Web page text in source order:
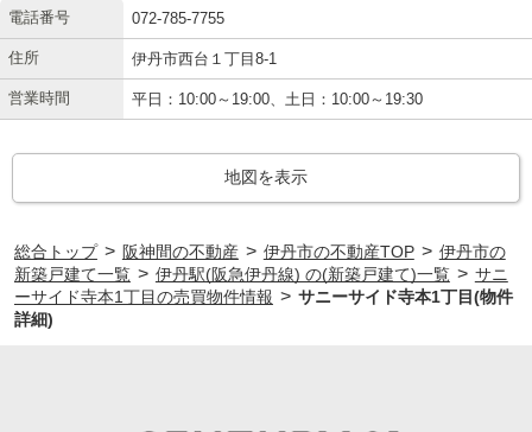
電話番号 072-785-7755
住所 伊丹市西台１丁目8-1
営業時間 平日：10:00～19:00、土日：10:00～19:30
地図を表示
総合トップ > 阪神間の不動産 > 伊丹市の不動産TOP > 伊丹市の
新築戸建て一覧 > 伊丹駅(阪急伊丹線) の(新築戸建て)一覧 > サニ
ーサイド寺本1丁目の売買物件情報 > サニーサイド寺本1丁目(物件
詳細)